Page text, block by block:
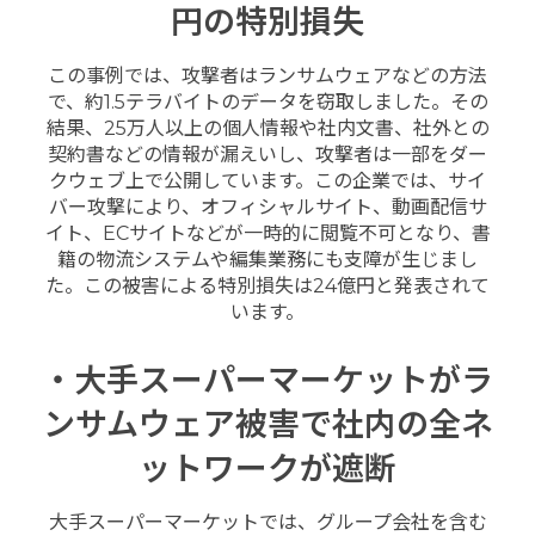
円の特別損失
この事例では、攻撃者はランサムウェアなどの方法
で、約1.5テラバイトのデータを窃取しました。その
結果、25万人以上の個人情報や社内文書、社外との
契約書などの情報が漏えいし、攻撃者は一部をダー
クウェブ上で公開しています。この企業では、サイ
バー攻撃により、オフィシャルサイト、動画配信サ
イト、ECサイトなどが一時的に閲覧不可となり、書
籍の物流システムや編集業務にも支障が生じまし
た。この被害による特別損失は24億円と発表されて
います。
・大手スーパーマーケットがラ
ンサムウェア被害で社内の全ネ
ットワークが遮断
大手スーパーマーケットでは、グループ会社を含む